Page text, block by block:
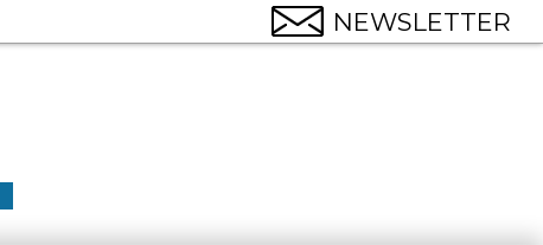
NEWSLETTER